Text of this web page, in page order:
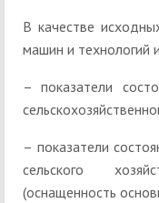
В качестве
машин и технологий
– показатели
– показатели
сельского
(оснащенность